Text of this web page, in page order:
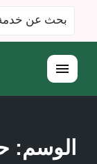
البحث
عن:
القائمة
الوسم: